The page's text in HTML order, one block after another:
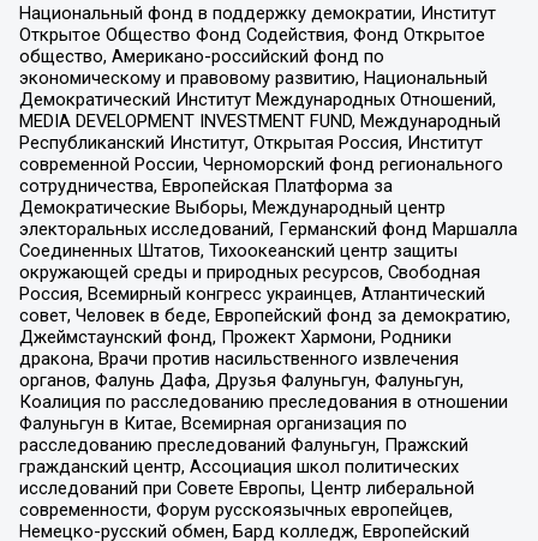
Национальный фонд в поддержку демократии, Институт
Открытое Общество Фонд Содействия, Фонд Открытое
общество, Американо-российский фонд по
экономическому и правовому развитию, Национальный
Демократический Институт Международных Отношений,
MEDIA DEVELOPMENT INVESTMENT FUND, Международный
Республиканский Институт, Открытая Россия, Институт
современной России, Черноморский фонд регионального
сотрудничества, Европейская Платформа за
Демократические Выборы, Международный центр
электоральных исследований, Германский фонд Маршалла
Соединенных Штатов, Тихоокеанский центр защиты
окружающей среды и природных ресурсов, Свободная
Россия, Всемирный конгресс украинцев, Атлантический
совет, Человек в беде, Европейский фонд за демократию,
Джеймстаунский фонд, Прожект Хармони, Родники
дракона, Врачи против насильственного извлечения
органов, Фалунь Дафа, Друзья Фалуньгун, Фалуньгун,
Коалиция по расследованию преследования в отношении
Фалуньгун в Китае, Всемирная организация по
расследованию преследований Фалуньгун, Пражский
гражданский центр, Ассоциация школ политических
исследований при Совете Европы, Центр либеральной
современности, Форум русскоязычных европейцев,
Немецко-русский обмен, Бард колледж, Европейский